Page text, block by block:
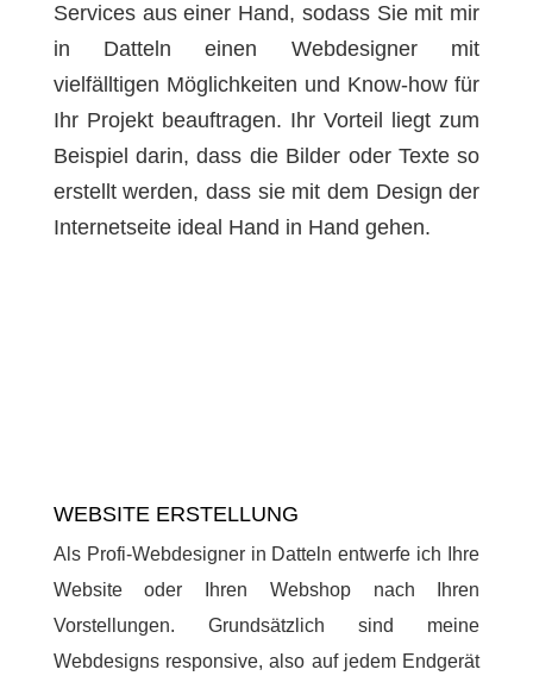
Services aus einer Hand, sodass Sie mit mir
in Datteln einen Webdesigner mit
vielfälltigen Möglichkeiten und Know-how für
Ihr Projekt beauftragen. Ihr Vorteil liegt zum
Beispiel darin, dass die Bilder oder Texte so
erstellt werden, dass sie mit dem Design der
Internetseite ideal Hand in Hand gehen.
WEBSITE ERSTELLUNG
Als Profi-Webdesigner in Datteln entwerfe ich Ihre
Website oder Ihren Webshop nach Ihren
Vorstellungen. Grundsätzlich sind meine
Webdesigns responsive, also auf jedem Endgerät